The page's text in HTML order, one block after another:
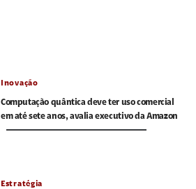
Inovação
Computação quântica deve ter uso comercial
em até sete anos, avalia executivo da Amazon
Estratégia